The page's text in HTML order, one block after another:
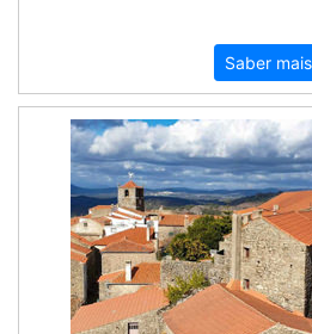
Saber mais